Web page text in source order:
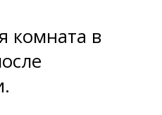
комната в